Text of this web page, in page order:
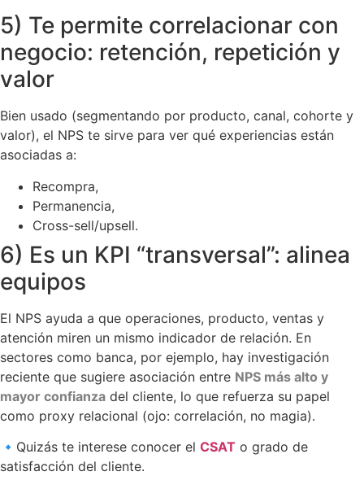
5) Te permite correlacionar con
negocio: retención, repetición y
valor
Bien usado (segmentando por producto, canal, cohorte y
valor), el NPS te sirve para ver qué experiencias están
asociadas a:
Recompra,
Permanencia,
Cross-sell/upsell.
6) Es un KPI “transversal”: alinea
equipos
El NPS ayuda a que operaciones, producto, ventas y
atención miren un mismo indicador de relación. En
sectores como banca, por ejemplo, hay investigación
reciente que sugiere asociación entre NPS más alto y
mayor confianza del cliente, lo que refuerza su papel
como proxy relacional (ojo: correlación, no magia).
🔹Quizás te interese conocer el CSAT o grado de
satisfacción del cliente.